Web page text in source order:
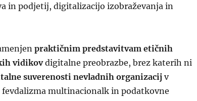
in podjetij, digitalizacijo izobraževanja in
praktičnim predstavitvam etičnih
vidikovdigitalne preobrazbe, brez katerih ni
suverenosti nevladnih organizacij v
multinacionalk in podatkovne